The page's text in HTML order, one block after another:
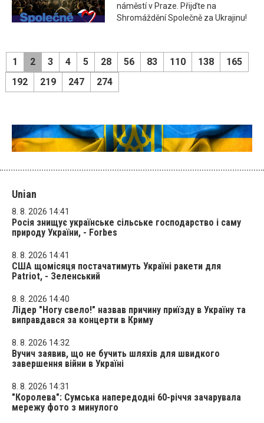
náměstí v Praze. Přijďte na
Shromáždění Společně za Ukrajinu!
1 2 3 4 5 28 56 83 110 138
165
192
219 247 274
Unian
8. 8. 2026 14:41
Росія знищує українське сільське господарство і саму
природу України, - Forbes
8. 8. 2026 14:41
США щомісяця постачатимуть Україні ракети для
Patriot, - Зеленський
8. 8. 2026 14:40
Лідер "Ногу свело!" назвав причину приїзду в Україну та
виправдався за концерти в Криму
8. 8. 2026 14:32
Вучич заявив, що не бучить шляхів для швидкого
завершення війни в Україні
8. 8. 2026 14:31
"Королева": Сумська напередодні 60-річчя зачарувала
мережу фото з минулого